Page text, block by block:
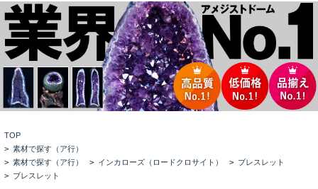
TOP
> 素材で探す（ア行）
> 素材で探す（ア行） > インカローズ（ロードクロサイト） > ブレスレット
> ブレスレット